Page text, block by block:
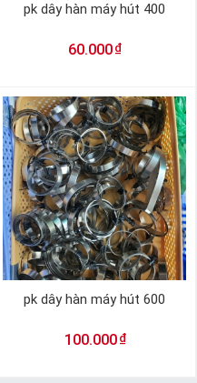
pk dây hàn máy hút 400
60.000 ₫
pk dây hàn máy hút 600
100.000 ₫